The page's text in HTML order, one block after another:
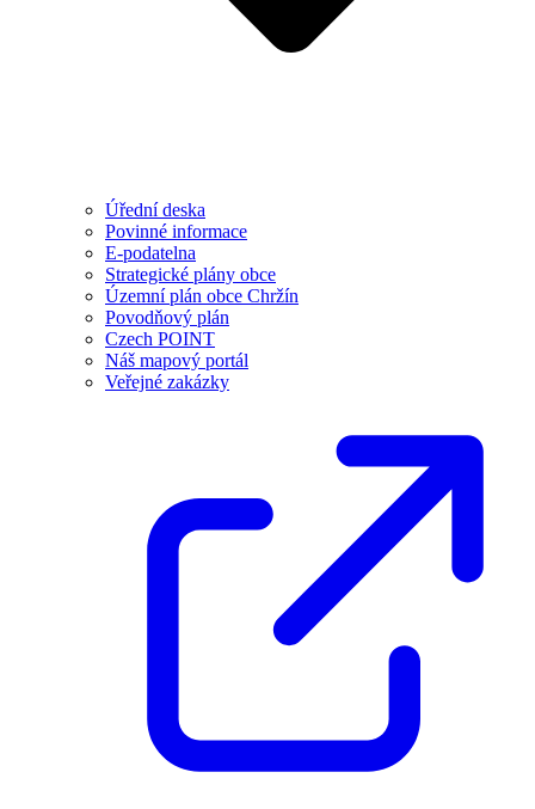
Úřední deska
Povinné informace
E-podatelna
Strategické plány obce
Územní plán obce Chržín
Povodňový plán
Czech POINT
Náš mapový portál
Veřejné zakázky